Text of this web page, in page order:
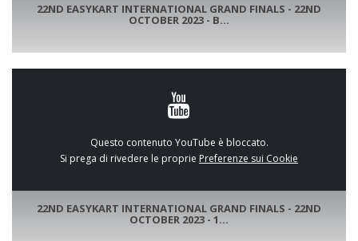
22ND EASYKART INTERNATIONAL GRAND FINALS - 22ND
OCTOBER 2023 - B...
Questo contenuto YouTube è bloccato.
Si prega di rivedere le proprie Preferenze sui Cookie
22ND EASYKART INTERNATIONAL GRAND FINALS - 22ND
OCTOBER 2023 - 1...